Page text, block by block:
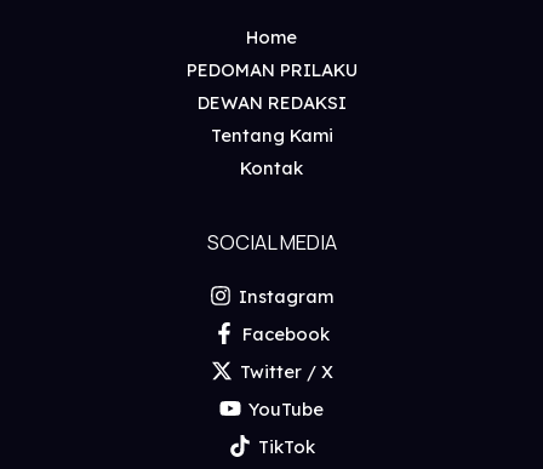
Home
PEDOMAN PRILAKU
DEWAN REDAKSI
Tentang Kami
Kontak
SOCIAL MEDIA
Instagram
Facebook
Twitter / X
YouTube
TikTok